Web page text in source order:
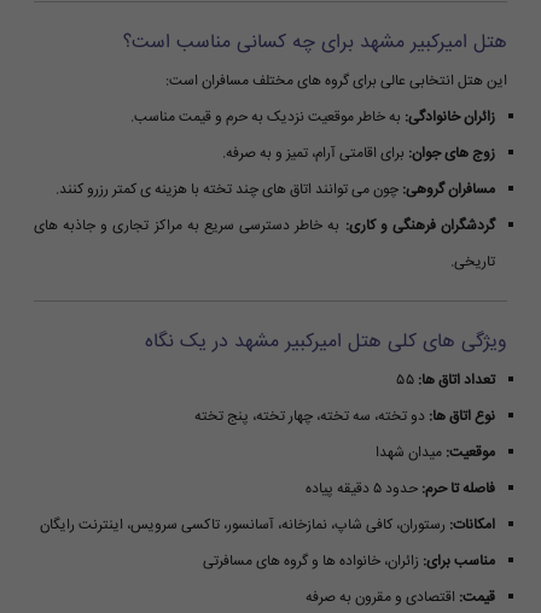
هتل امیرکبیر مشهد برای چه کسانی مناسب است؟
این هتل انتخابی عالی برای گروه های مختلف مسافران است:
زائران خانوادگی: به خاطر موقعیت نزدیک به حرم و قیمت مناسب.
زوج های جوان: برای اقامتی آرام، تمیز و به صرفه.
مسافران گروهی: چون می توانند اتاق های چند تخته با هزینه ی کمتر رزرو کنند.
گردشگران فرهنگی و کاری: به خاطر دسترسی سریع به مراکز تجاری و جاذبه های
تاریخی.
ویژگی های کلی هتل امیرکبیر مشهد در یک نگاه
تعداد اتاق ها:
نوع اتاق ها: دو تخته، سه تخته، چهار تخته، پنج تخته
موقعیت: میدان شهدا
فاصله تا حرم: حدود ۵ دقیقه پیاده
امکانات: رستوران، کافی شاپ، نمازخانه، آسانسور، تاکسی سرویس، اینترنت رایگان
مناسب برای: زائران، خانواده ها و گروه های مسافرتی
قیمت: اقتصادی و مقرون به صرفه